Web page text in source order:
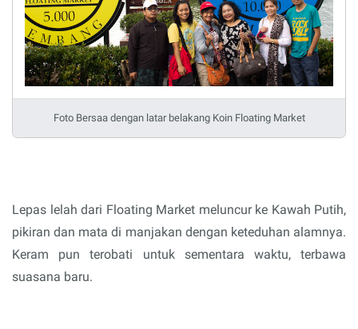
Foto Bersaa dengan latar belakang Koin Floating Market
Lepas lelah dari Floating Market meluncur ke Kawah Putih,
pikiran dan mata di manjakan dengan keteduhan alamnya.
Keram pun terobati untuk sementara waktu, terbawa
suasana baru.